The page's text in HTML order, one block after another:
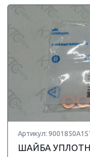
Артикул:
ШАЙБА